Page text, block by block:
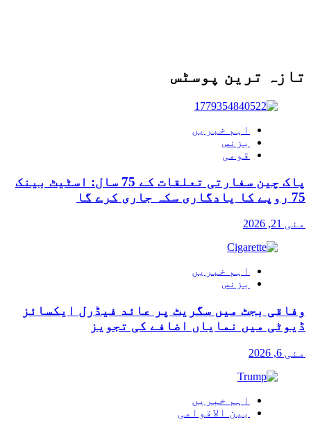
تازہ ترین پوسٹس
اہم خبریں
بزنس
قومی
پاک چین سفارتی تعلقات کے 75 سال: اسٹیٹ بینک
75 روپے کا یادگاری سکہ جاری کرے گا
مئی 21, 2026
اہم خبریں
بزنس
وفاقی بجٹ میں سگریٹ پر عائد فیڈرل ایکسائز
ڈیوٹی میں نمایاں اضافے کی تجویز
مئی 6, 2026
اہم خبریں
بین الاقوامی